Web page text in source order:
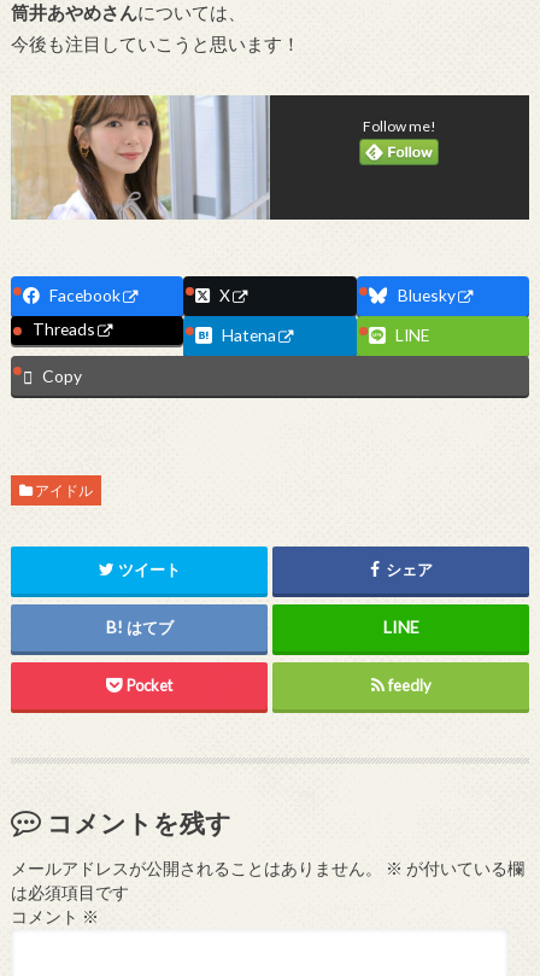
筒井あやめさんについては、
今後も注目していこうと思います！
Follow me!
Facebook X
Bluesky
Threads
Hatena
LINE
Copy
アイドル
ツイート シェア
はてブ
Pocket feedly
コメントを残す
メールアドレスが公開されることはありません。 ※ が付いている欄
は必須項目です
コメント ※